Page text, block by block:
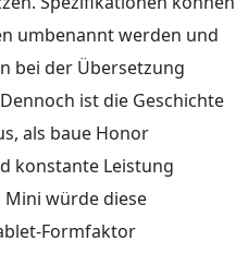
umbenannt werden und
bei der Übersetzung
ist die Geschichte
als baue Honor
konstante Leistung
Mini würde diese
Formfaktor